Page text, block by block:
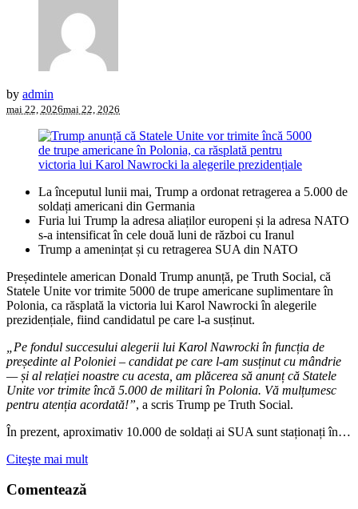
by admin
mai 22, 2026mai 22, 2026
La începutul lunii mai, Trump a ordonat retragerea a 5.000 de
soldați americani din Germania
Furia lui Trump la adresa aliaților europeni și la adresa NATO
s-a intensificat în cele două luni de război cu Iranul
Trump a amenințat și cu retragerea SUA din NATO
Președintele american Donald Trump anunță, pe Truth Social, că
Statele Unite vor trimite 5000 de trupe americane suplimentare în
Polonia, ca răsplată la victoria lui Karol Nawrocki în alegerile
prezidențiale, fiind candidatul pe care l-a susținut.
„Pe fondul succesului alegerii lui Karol Nawrocki în funcția de
președinte al Poloniei – candidat pe care l-am susținut cu mândrie
— și al relației noastre cu acesta, am plăcerea să anunț că Statele
Unite vor trimite încă 5.000 de militari în Polonia. Vă mulțumesc
pentru atenția acordată!”, a scris Trump pe Truth Social.
În prezent, aproximativ 10.000 de soldați ai SUA sunt staționați în…
Citeşte mai mult
Comentează